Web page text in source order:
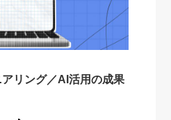
リング／AI活用の成果